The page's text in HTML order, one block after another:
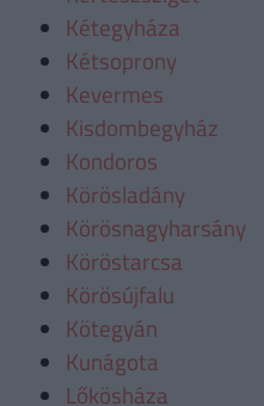
Kétegyháza
Kétsoprony
Kevermes
Kisdombegyház
Kondoros
Körösladány
Körösnagyharsány
Köröstarcsa
Körösújfalu
Kötegyán
Kunágota
Lőkösháza